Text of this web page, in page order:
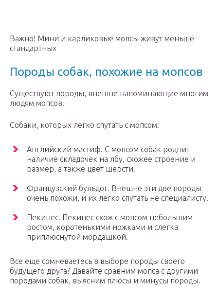
Важно! Мини и карликовые мопсы живут меньше
стандартных
Породы собак, похожие на мопсов
Существуют породы, внешне напоминающие многим
людям мопсов.
Собаки, которых легко спутать с мопсом:
Английский мастиф. С мопсом собак роднит
наличие складочек на лбу, схожее строение и
размер, а также цвет шерсти.
Французский бульдог. Внешне эти две породы
очень похожи, и их легко спутать не специалисту.
Пекинес. Пекинес схож с мопсом небольшим
ростом, коротенькими ножками и слегка
приплюснутой мордашкой.
Все еще сомневаетесь в выборе породы своего
будущего друга? Давайте сравним мопса с другими
породами собак, выясним плюсы и минусы породы.